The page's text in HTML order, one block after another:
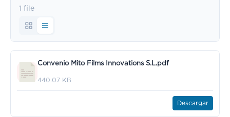
1 file
Convenio Mito Films Innovations S.L.pdf
440.07 KB
Descargar